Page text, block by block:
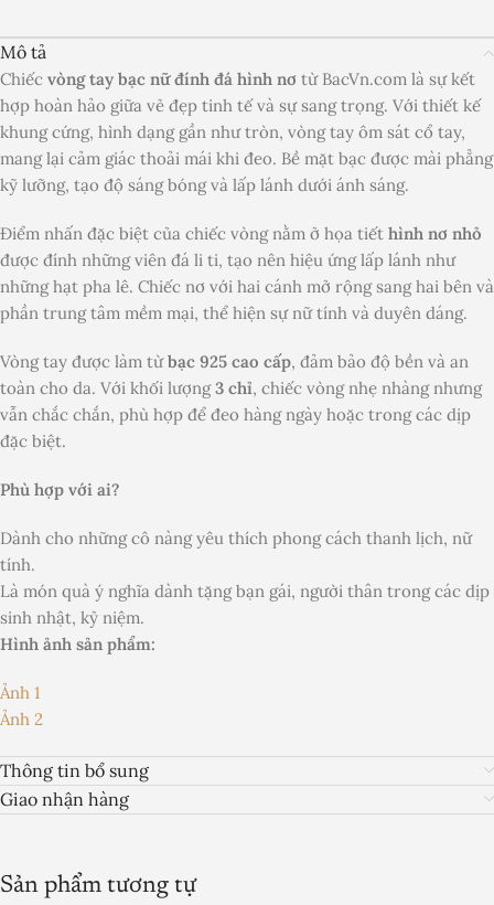
Mô tả
Chiếc vòng tay bạc nữ đính đá hình nơ từ BacVn.com là sự kết
hợp hoàn hảo giữa vẻ đẹp tinh tế và sự sang trọng. Với thiết kế
khung cứng, hình dạng gần như tròn, vòng tay ôm sát cổ tay,
mang lại cảm giác thoải mái khi đeo. Bề mặt bạc được mài phẳng
kỹ lưỡng, tạo độ sáng bóng và lấp lánh dưới ánh sáng.
Điểm nhấn đặc biệt của chiếc vòng nằm ở họa tiết hình nơ nhỏ
được đính những viên đá li ti, tạo nên hiệu ứng lấp lánh như
những hạt pha lê. Chiếc nơ với hai cánh mở rộng sang hai bên và
phần trung tâm mềm mại, thể hiện sự nữ tính và duyên dáng.
Vòng tay được làm từbạc 925 cao cấp, đảm bảo độ bền và an
toàn cho da. Với khối lượng3 chỉ, chiếc vòng nhẹ nhàng nhưng
vẫn chắc chắn, phù hợp để đeo hàng ngày hoặc trong các dịp
đặc biệt.
Phù hợp với ai?
Dành cho những cô nàng yêu thích phong cách thanh lịch, nữ
tính.
Là món quà ý nghĩa dành tặng bạn gái, người thân trong các dịp
sinh nhật, kỷ niệm.
Hình ảnh sản phẩm:
Ảnh 1
Ảnh 2
Thông tin bổ sung
Giao nhận hàng
Sản phẩm tương tự